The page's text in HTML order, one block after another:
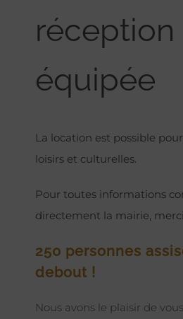
réception
équipée
La location est possible
loisirs et culturelles.
Pour toutes informations
directement la mairie,
250 personnes
debout !
Nous avons le plaisir de